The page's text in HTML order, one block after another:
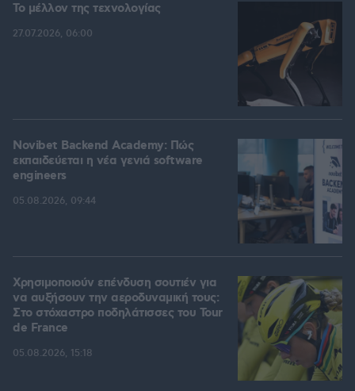
Το μέλλον της τεχνολογίας
27.07.2026, 06:00
Novibet Backend Academy: Πώς
εκπαιδεύεται η νέα γενιά software
engineers
05.08.2026, 09:44
Χρησιμοποιούν επένδυση σουτιέν για
να αυξήσουν την αεροδυναμική τους:
Στο στόχαστρο ποδηλάτισσες του Tour
de France
05.08.2026, 15:18